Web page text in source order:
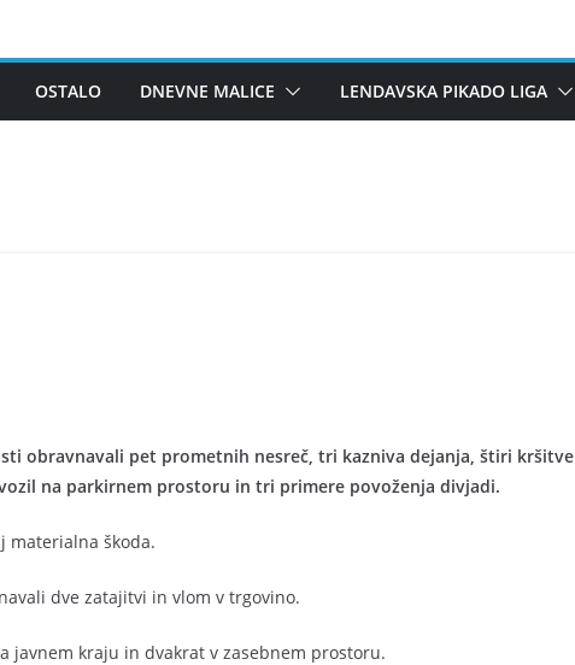
OSTALO DNEVNE MALICE LENDAVSKA PIKADO LIGA
obravnavali pet prometnih nesreč, tri kazniva dejanja, štiri kršitve
na parkirnem prostoru in tri primere povoženja divjadi.
materialna škoda.
dve zatajitvi in vlom v trgovino.
javnem kraju in dvakrat v zasebnem prostoru.